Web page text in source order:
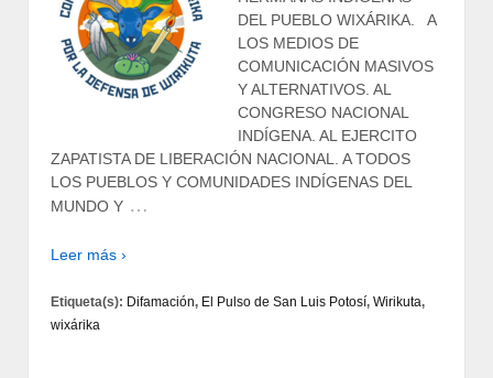
DEL PUEBLO WIXÁRIKA. A
LOS MEDIOS DE
COMUNICACIÓN MASIVOS
Y ALTERNATIVOS. AL
CONGRESO NACIONAL
INDÍGENA. AL EJERCITO
ZAPATISTA DE LIBERACIÓN NACIONAL. A TODOS
LOS PUEBLOS Y COMUNIDADES INDÍGENAS DEL
MUNDO Y …
Leer más ›
Etiqueta(s): Difamación, El Pulso de San Luis Potosí, Wirikuta,
wixárika